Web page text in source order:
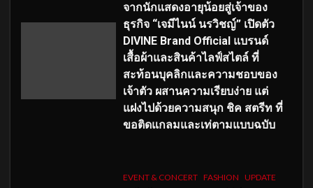
จากนักแสดงอายุน้อยสู่เจ้าของ
ธุรกิจ “เจมีไนน์ นรวิชญ์” เปิดตัว
DIVINE Brand Official แบรนด์
เสื้อผ้าและสินค้าไลฟ์สไตล์ ที่
สะท้อนบุคลิกและความชอบของ
เจ้าตัว ผสานความเรียบง่าย แต่
แฝงไปด้วยความสนุก ชิค สตรีท ที่
ขอติดแกลมและเท่ตามแบบฉบับ
EVENT & CONCERT FASHION UPDATE